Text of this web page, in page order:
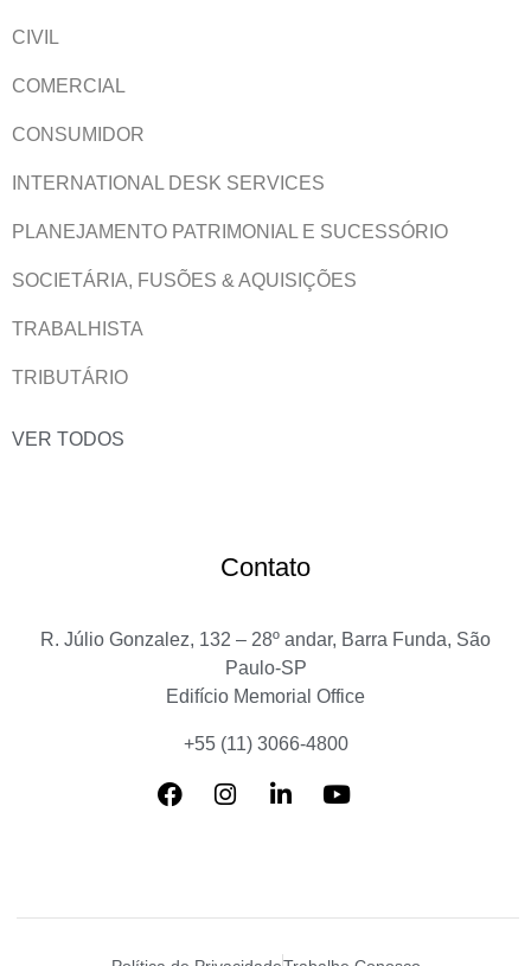
CIVIL
COMERCIAL
CONSUMIDOR
INTERNATIONAL DESK SERVICES
PLANEJAMENTO PATRIMONIAL E SUCESSÓRIO
SOCIETÁRIA, FUSÕES & AQUISIÇÕES
TRABALHISTA
TRIBUTÁRIO
VER TODOS
Contato
R. Júlio Gonzalez, 132 – 28º andar, Barra Funda, São
Paulo-SP
Edifício Memorial Office
+55 (11) 3066-4800